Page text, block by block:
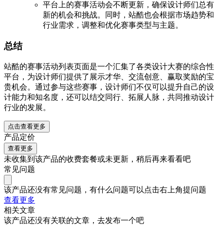
平台上的赛事活动会不断更新，确保设计师们总有
新的机会和挑战。同时，站酷也会根据市场趋势和
行业需求，调整和优化赛事类型与主题。
总结
站酷的赛事活动列表页面是一个汇集了各类设计大赛的综合性
平台，为设计师们提供了展示才华、交流创意、赢取奖励的宝
贵机会。通过参与这些赛事，设计师们不仅可以提升自己的设
计能力和知名度，还可以结交同行、拓展人脉，共同推动设计
行业的发展。
点击查看更多
产品定价
查看更多
未收集到该产品的收费套餐或未更新，稍后再来看看吧
常见问题
该产品还没有常见问题，有什么问题可以点击右上角提问题
查看更多
相关文章
该产品还没有关联的文章，去发布一个吧